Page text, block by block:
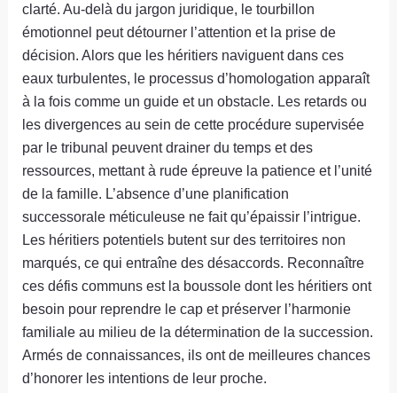
clarté. Au-delà du jargon juridique, le tourbillon
émotionnel peut détourner l’attention et la prise de
décision. Alors que les héritiers naviguent dans ces
eaux turbulentes, le processus d’homologation apparaît
à la fois comme un guide et un obstacle. Les retards ou
les divergences au sein de cette procédure supervisée
par le tribunal peuvent drainer du temps et des
ressources, mettant à rude épreuve la patience et l’unité
de la famille. L’absence d’une planification
successorale méticuleuse ne fait qu’épaissir l’intrigue.
Les héritiers potentiels butent sur des territoires non
marqués, ce qui entraîne des désaccords. Reconnaître
ces défis communs est la boussole dont les héritiers ont
besoin pour reprendre le cap et préserver l’harmonie
familiale au milieu de la détermination de la succession.
Armés de connaissances, ils ont de meilleures chances
d’honorer les intentions de leur proche.